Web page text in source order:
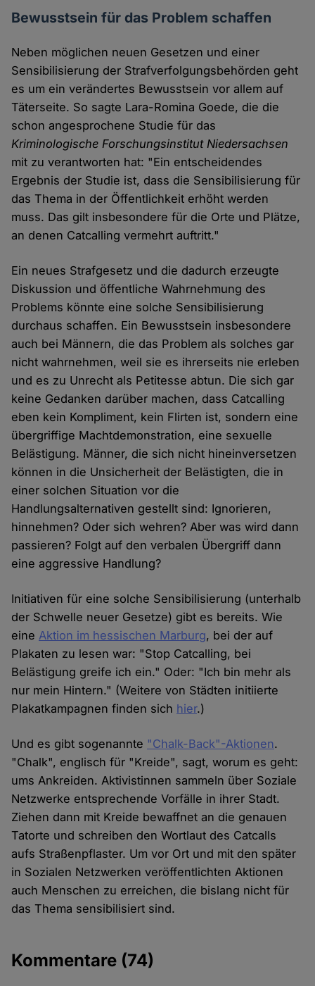
Bewusstsein für das Problem schaffen
Neben möglichen neuen Gesetzen und einer
Sensibilisierung der Strafverfolgungsbehörden geht
es um ein verändertes Bewusstsein vor allem auf
Täterseite. So sagte Lara-Romina Goede, die die
schon angesprochene Studie für das
Kriminologische Forschungsinstitut Niedersachsen
mit zu verantworten hat: "Ein entscheidendes
Ergebnis der Studie ist, dass die Sensibilisierung für
das Thema in der Öffentlichkeit erhöht werden
muss. Das gilt insbesondere für die Orte und Plätze,
an denen Catcalling vermehrt auftritt."
Ein neues Strafgesetz und die dadurch erzeugte
Diskussion und öffentliche Wahrnehmung des
Problems könnte eine solche Sensibilisierung
durchaus schaffen. Ein Bewusstsein insbesondere
auch bei Männern, die das Problem als solches gar
nicht wahrnehmen, weil sie es ihrerseits nie erleben
und es zu Unrecht als Petitesse abtun. Die sich gar
keine Gedanken darüber machen, dass Catcalling
eben kein Kompliment, kein Flirten ist, sondern eine
übergriffige Machtdemonstration, eine sexuelle
Belästigung. Männer, die sich nicht hineinversetzen
können in die Unsicherheit der Belästigten, die in
einer solchen Situation vor die
Handlungsalternativen gestellt sind: Ignorieren,
hinnehmen? Oder sich wehren? Aber was wird dann
passieren? Folgt auf den verbalen Übergriff dann
eine aggressive Handlung?
Initiativen für eine solche Sensibilisierung (unterhalb
der Schwelle neuer Gesetze) gibt es bereits. Wie
eine Aktion im hessischen Marburg, bei der auf
Plakaten zu lesen war: "Stop Catcalling, bei
Belästigung greife ich ein." Oder: "Ich bin mehr als
nur mein Hintern." (Weitere von Städten initiierte
Plakatkampagnen finden sich hier.)
Und es gibt sogenannte "Chalk-Back"-Aktionen.
"Chalk", englisch für "Kreide", sagt, worum es geht:
ums Ankreiden. Aktivistinnen sammeln über Soziale
Netzwerke entsprechende Vorfälle in ihrer Stadt.
Ziehen dann mit Kreide bewaffnet an die genauen
Tatorte und schreiben den Wortlaut des Catcalls
aufs Straßenpflaster. Um vor Ort und mit den später
in Sozialen Netzwerken veröffentlichten Aktionen
auch Menschen zu erreichen, die bislang nicht für
das Thema sensibilisiert sind.
Kommentare (74)